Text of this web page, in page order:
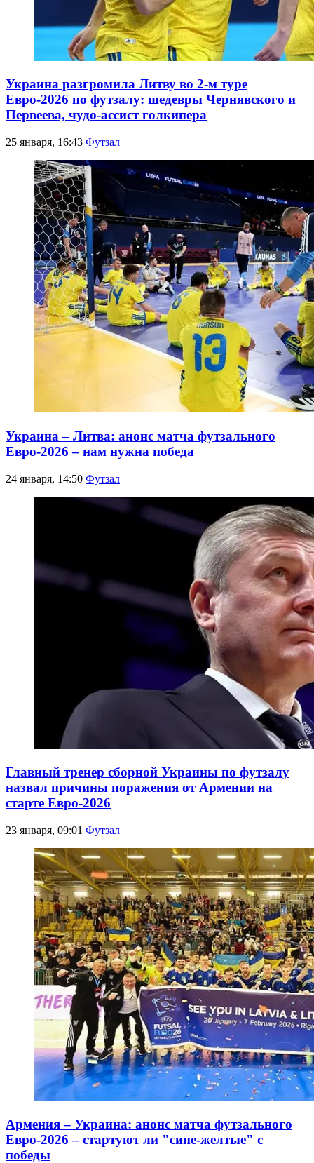
Украина разгромила Литву во 2-м туре
Евро-2026 по футзалу: шедевры Чернявского и
Первеева, чудо-ассист голкипера
25 января, 16:43 Футзал
Украина – Литва: анонс матча футзального
Евро-2026 – нам нужна победа
24 января, 14:50 Футзал
Главный тренер сборной Украины по футзалу
назвал причины поражения от Армении на
старте Евро-2026
23 января, 09:01 Футзал
Армения – Украина: анонс матча футзального
Евро-2026 – стартуют ли "сине-желтые" с
победы